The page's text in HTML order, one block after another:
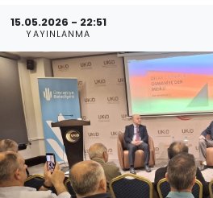
15.05.2026 - 22:51
YAYINLANMA